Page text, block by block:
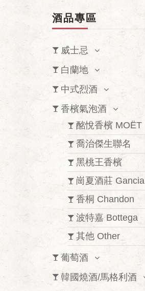
酒品專區
威士忌
白蘭地
中式烈酒
香檳氣泡酒
酩悅香檳 MOËT
喬治傑生聯名
黑桃王香檳
崗夏酒莊 Gancia
香桐 Chandon
波特嘉 Bottega
其他 Other
葡萄酒
韓國燒酒/馬格利酒